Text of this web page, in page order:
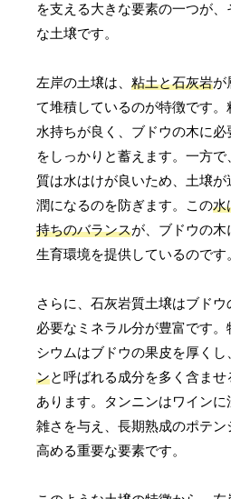
を支える大きな要素の一つが、
な土壌です。
左岸の土壌は、粘土と石灰岩が
て堆積しているのが特徴です。
水持ちが良く、ブドウの木に必
をしっかりと蓄えます。一方で
質は水はけが良いため、土壌が
潤になるのを防ぎます。この水
持ちのバランスが、ブドウの木
生育環境を提供しているのです
さらに、石灰岩質土壌はブドウ
必要なミネラル分が豊富です。
シウムはブドウの果皮を厚くし
ンと呼ばれる成分を多く含ませ
あります。タンニンはワインに
雑さを与え、長期熟成のポテン
高める重要な要素です。